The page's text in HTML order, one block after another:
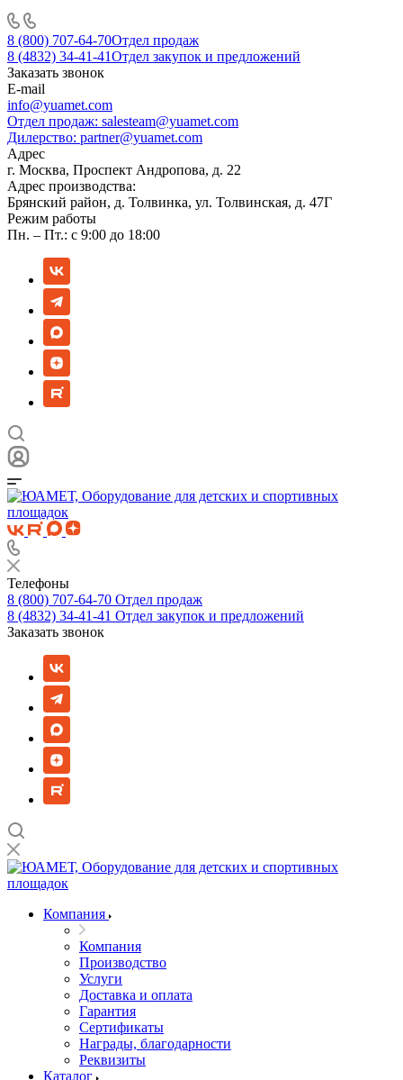
8 (800) 707-64-70Отдел продаж
8 (4832) 34-41-41Отдел закупок и предложений
Заказать звонок
E-mail
info@yuamet.com
Отдел продаж: salesteam@yuamet.com
Дилерство: partner@yuamet.com
Адрес
г. Москва, Проспект Андропова, д. 22
Адрес производства:
Брянский район, д. Толвинка, ул. Толвинская, д. 47Г
Режим работы
Пн. – Пт.: с 9:00 до 18:00
Телефоны
8 (800) 707-64-70 Отдел продаж
8 (4832) 34-41-41 Отдел закупок и предложений
Заказать звонок
Компания
Компания
Производство
Услуги
Доставка и оплата
Гарантия
Сертификаты
Награды, благодарности
Реквизиты
Каталог